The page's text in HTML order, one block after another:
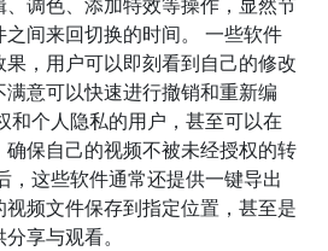
间来回切换的时间。 一些软件
，用户可以即刻看到自己的修改
意可以快速进行撤销和重新编
和个人隐私的用户，甚至可以在
确保自己的视频不被未经授权的转
，这些软件通常还提供一键导出
频文件保存到指定位置，甚至是
享与观看。